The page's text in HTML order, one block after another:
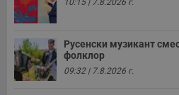
10:15 | 7.8.2026 г.
Русенски музикант
фолклор
09:32 | 7.8.2026 г.